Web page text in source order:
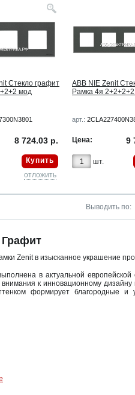
Стекло графит
мод
8 724.03 р.
Купить
отложить
ABB NIE Zenit
Рамка 4я
арт.:
Цена: 9
шт.
Выводить по:
Zenitв изысканное украшение
в актуальной европейской
к инновационному дизайну
формирует благородные и